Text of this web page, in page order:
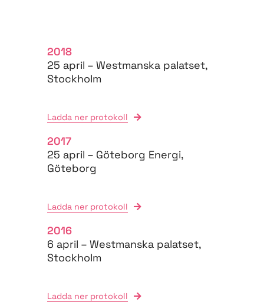
2018
25 april – Westmanska palatset,
Stockholm
Ladda ner protokoll
2017
25 april – Göteborg Energi,
Göteborg
Ladda ner protokoll
2016
6 april – Westmanska palatset,
Stockholm
Ladda ner protokoll